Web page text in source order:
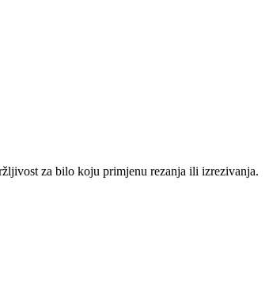
za bilo koju primjenu rezanja ili izrezivanja.